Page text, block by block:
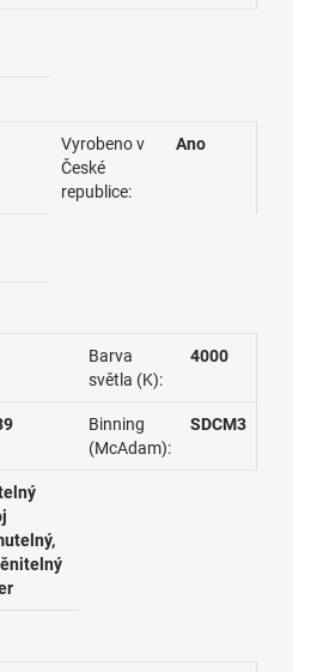
Vyrobeno v
České
republice:
Ano
Barva
světla (K):
4000
Binning
(McAdam):
SDCM3